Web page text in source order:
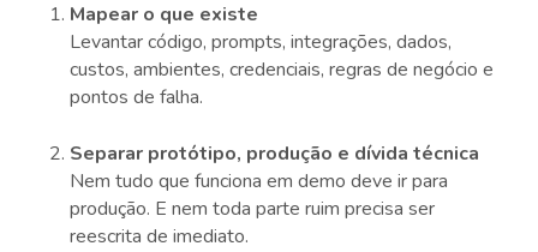
Mapear o que existe
Levantar código, prompts, integrações, dados,
custos, ambientes, credenciais, regras de negócio e
pontos de falha.
Separar protótipo, produção e dívida técnica
Nem tudo que funciona em demo deve ir para
produção. E nem toda parte ruim precisa ser
reescrita de imediato.